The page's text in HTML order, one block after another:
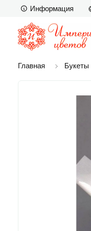
Информация
Главная Букеты